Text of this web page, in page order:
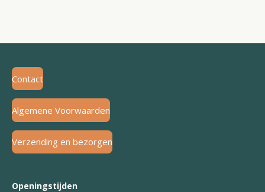
Contact
Algemene Voorwaarden
Verzending en bezorgen
Openingstijden